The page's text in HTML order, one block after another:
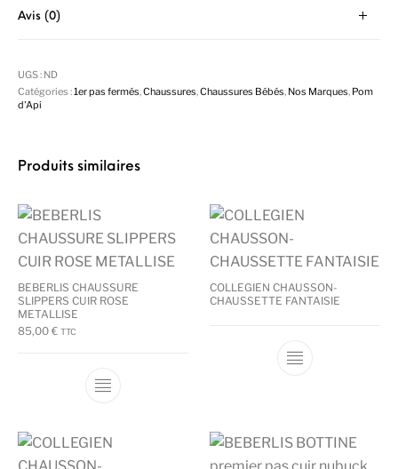
Avis (0)
UGS : ND
Catégories :1er pas fermés ,Chaussures ,Chaussures Bébés Nos Marques Pom
d'Api
Produits similaires
BEBERLIS CHAUSSURE
SLIPPERS CUIR ROSE
METALLISE
85,00€ TTC
Ce produit a plusieurs variations. Les
COLLEGIEN CHAUSSON-
CHAUSSETTE FANTAISIE